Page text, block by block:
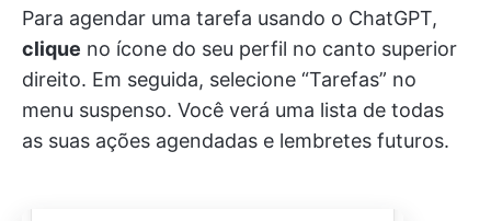
Para agendar uma tarefa usando o ChatGPT,
clique no ícone do seu perfil no canto superior
direito. Em seguida, selecione “Tarefas” no
menu suspenso. Você verá uma lista de todas
as suas ações agendadas e lembretes futuros.